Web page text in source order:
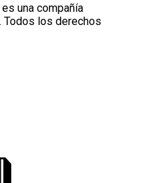
una compañía
Todos los derechos